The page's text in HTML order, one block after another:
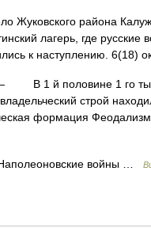
района
лагерь, где русские
к наступлению.
В 1 й половине 1 го тыс.
строй
формация
войны …